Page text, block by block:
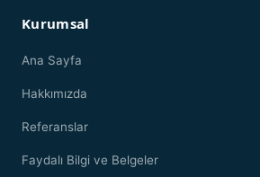
Kurumsal
Ana Sayfa
Hakkımızda
Referanslar
Faydalı Bilgi ve Belgeler